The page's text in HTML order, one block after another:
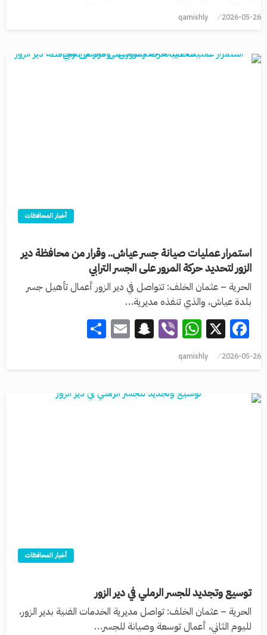
2026-05-26
qamishly
أخبار المحافظات
استمرار عمليات صيانة جسر عياش.. وقرار من محافظة دير
الزور لتحديد حركة المرور على الجسر الترابي
الحرية – عثمان الخلف: تتواصل في دير الزور أعمال تأهيل جسر
بلدة عياش، والذي تنفذه مديرية…
Facebook
X
WhatsApp
Viber
Snapchat
Email
2026-05-26
qamishly
أخبار المحافظات
توسيع وتجديد للجسر الرملي في دير الزور
الحرية – عثمان الخلف: تواصل مديرية الخدمات الفنية بدير الزور،
لليوم الثاني، أعمال توسعة وصيانة للجسر…